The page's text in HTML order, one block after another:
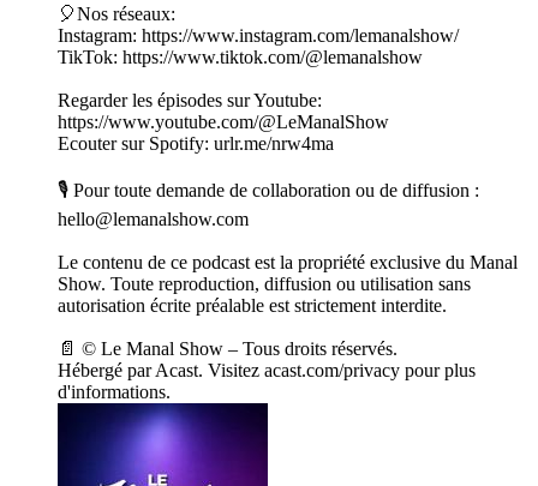
🎈Nos réseaux:
Instagram: https://www.instagram.com/lemanalshow/
TikTok: https://www.tiktok.com/@lemanalshow
Regarder les épisodes sur Youtube:
https://www.youtube.com/@LeManalShow
Ecouter sur Spotify: urlr.me/nrw4ma
🎙 Pour toute demande de collaboration ou de diffusion :
hello@lemanalshow.com
Le contenu de ce podcast est la propriété exclusive du Manal
Show. Toute reproduction, diffusion ou utilisation sans
autorisation écrite préalable est strictement interdite.
📄 © Le Manal Show – Tous droits réservés.
Hébergé par Acast. Visitez acast.com/privacy pour plus
d'informations.